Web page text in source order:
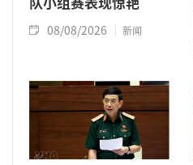
08/08/2026 新闻